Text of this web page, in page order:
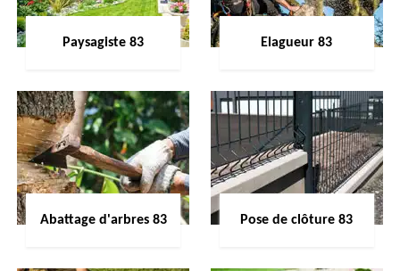
Paysagiste 83 Elagueur 83
Abattage d'arbres 83 Pose de clôture 83